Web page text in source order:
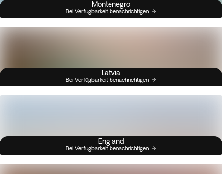
Montenegro
Bei Verfügbarkeit benachrichtigen
Latvia
Bei Verfügbarkeit benachrichtigen
England
Bei Verfügbarkeit benachrichtigen